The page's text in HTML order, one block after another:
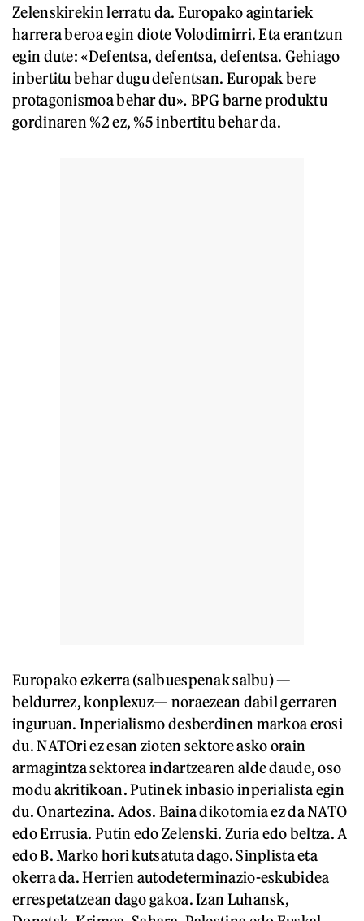
Zelenskirekin lerratu da. Europako agintariek
harrera beroa egin diote Volodimirri. Eta erantzun
egin dute: «Defentsa, defentsa, defentsa. Gehiago
inbertitu behar dugu defentsan. Europak bere
protagonismoa behar du». BPG barne produktu
gordinaren %2 ez, %5 inbertitu behar da.
Europako ezkerra (salbuespenak salbu) —
beldurrez, konplexuz— noraezean dabil gerraren
inguruan. Inperialismo desberdinen markoa erosi
du. NATOri ez esan zioten sektore asko orain
armagintza sektorea indartzearen alde daude, oso
modu akritikoan. Putinek inbasio inperialista egin
du. Onartezina. Ados. Baina dikotomia ez da NATO
edo Errusia. Putin edo Zelenski. Zuria edo beltza. A
edo B. Marko hori kutsatuta dago. Sinplista eta
okerra da. Herrien autodeterminazio-eskubidea
errespetatzean dago gakoa. Izan Luhansk,